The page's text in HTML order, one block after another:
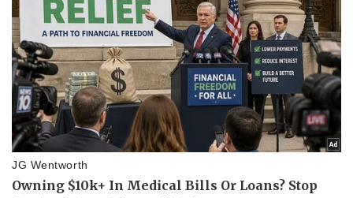
Tin nóng
Tư vấn luật
Việt Nam
Phân tích